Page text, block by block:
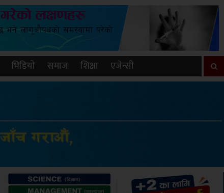
भिडियो समाज शिक्षा एजेन्सी